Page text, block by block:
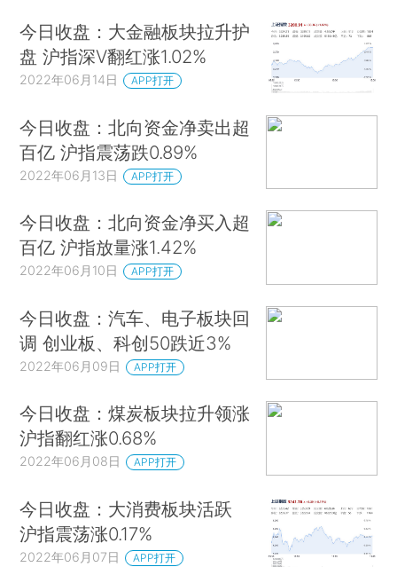
今日收盘：大金融板块拉升护
盘 沪指深V翻红涨1.02%
2022年06月14日 APP打开
今日收盘：北向资金净卖出超
百亿 沪指震荡跌0.89%
2022年06月13日 APP打开
今日收盘：北向资金净买入超
百亿 沪指放量涨1.42%
2022年06月10日 APP打开
今日收盘：汽车、电子板块回
调 创业板、科创50跌近3%
2022年06月09日 APP打开
今日收盘：煤炭板块拉升领涨
沪指翻红涨0.68%
2022年06月08日 APP打开
今日收盘：大消费板块活跃
沪指震荡涨0.17%
2022年06月07日 APP打开